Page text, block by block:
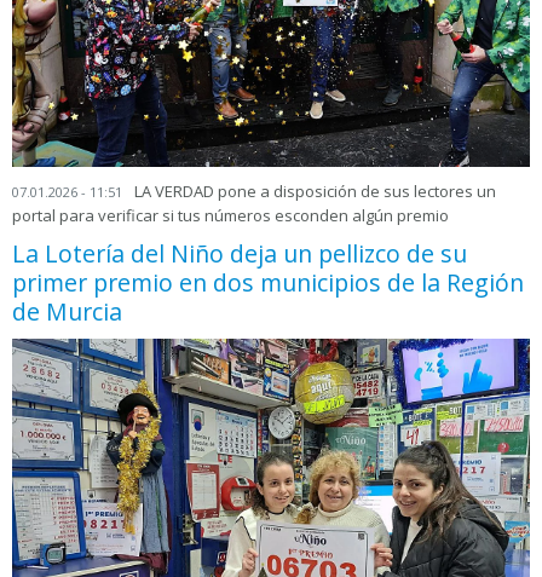
07.01.2026 - 11:51
LA VERDAD pone a disposición de sus lectores un
portal para verificar si tus números esconden algún premio
La Lotería del Niño deja un pellizco de su
primer premio en dos municipios de la Región
de Murcia